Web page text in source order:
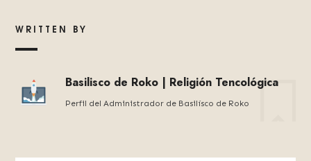
WRITTEN BY
Basilisco de Roko | Religión Tencológica
Perfil del Administrador de Basilísco de Roko